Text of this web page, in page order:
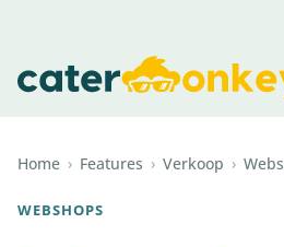
Home › Features › Verkoop ›
WEBSHOPS